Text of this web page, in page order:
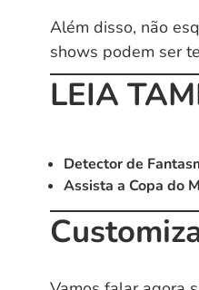
Além disso, não
shows podem ser
LEIA
Detector de
Assista a Copa do